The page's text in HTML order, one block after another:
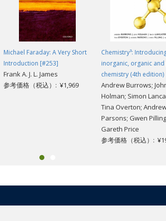
Michael Faraday: A Very Short
Introduction [#253]
Frank A. J. L. James
参考価格（税込）: ¥1,969
Chemistry³:
inorganic, organic and
chemistry (4th edition)
Andrew Burrows;
Holman; Simon
Tina Overton;
Parsons; Gwen
Gareth Price
参考価格（税込）: